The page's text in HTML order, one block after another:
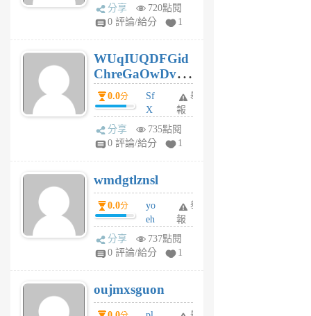
jt
gl
個
月
前
分享
720點閱
0 評論/給分
1
WUqIUQDFGid
ChreGaOwDv
dY0.0分
Sf
X
Pe
Jc
R
P
m
v
A
V
個
月
舉
報
分享
735點閱
0 評論/給分
1
wmdgtlznsl
0.0分
yo
eh
ld
gy
個
月
舉
報
分享
737點閱
0 評論/給分
1
oujmxsguon